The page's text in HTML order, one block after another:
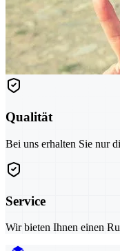
Qualität
Bei uns erhalten Sie nur
Service
Wir bieten Ihnen einen